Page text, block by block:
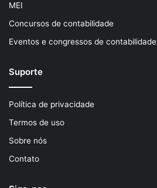
MEI
Concursos de contabilidade
Eventos e congressos de contabilidade
Suporte
Política de privacidade
Termos de uso
Sobre nós
Contato